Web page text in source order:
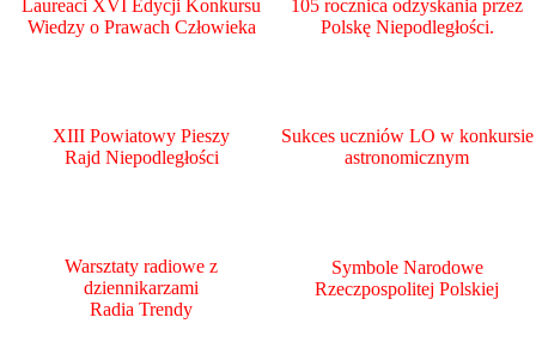
Laureaci XVI Edycji Konkursu
Wiedzy o Prawach Człowieka
105 rocznica odzyskania przez
Polskę Niepodległości.
XIII Powiatowy Pieszy
Rajd Niepodległości
Sukces uczniów LO w konkursie
astronomicznym
Warsztaty radiowe z
dziennikarzami
Radia Trendy
Symbole Narodowe
Rzeczpospolitej Polskiej